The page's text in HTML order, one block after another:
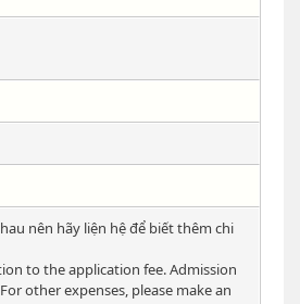
nên hãy liện hệ để biết thêm chi
to the application fee. Admission
other expenses, please make an